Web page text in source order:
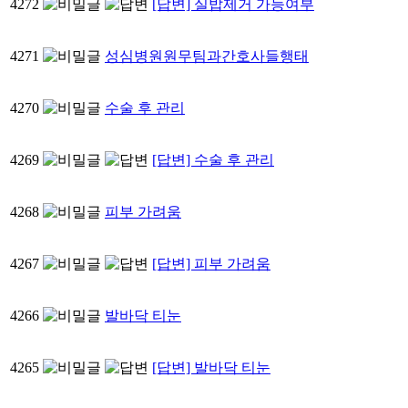
4272 [답변] 실밥제거 가능여부
4271 성심병원원무팀과간호사들행태
4270 수술 후 관리
4269 [답변] 수술 후 관리
4268 피부 가려움
4267 [답변] 피부 가려움
4266 발바닥 티눈
4265 [답변] 발바닥 티눈